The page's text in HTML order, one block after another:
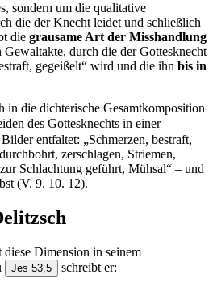
sondern um die qualitative
die der Knecht leidet und schließlich
die grausame Art der Misshandlung
Gewaltakte, durch die der Gottesknecht
gegeißelt“ wird und die ihn bis in
in die dichterische Gesamtkomposition
des Gottesknechts in einer
entfaltet: „Schmerzen, bestraft,
zerschlagen, Striemen,
Schlachtung geführt, Mühsal“ – und
(V. 9. 10. 12).
Dimension in seinem
Jes 53,5 schreibt er: